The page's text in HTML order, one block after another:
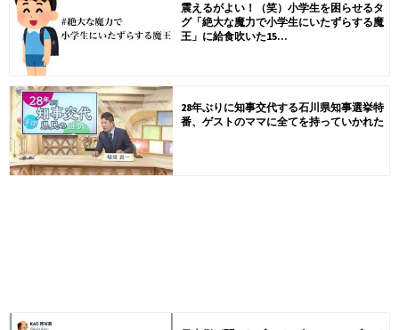
震えるがよい！（笑）小学生を困らせるタ
グ「絶大な魔力で小学生にいたずらする魔
王」に給食吹いた15...
28年ぶりに知事交代する石川県知事選挙特
番、ゲストのママに全てを持っていかれた